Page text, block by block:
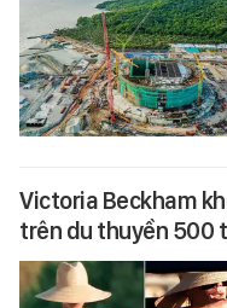
Victoria Beckham
trên du thuyền 500